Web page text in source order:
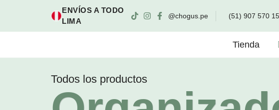
ENVÍOS A TODO
LIMA
@chogus.pe (51) 907 570
Tienda
Todos los productos